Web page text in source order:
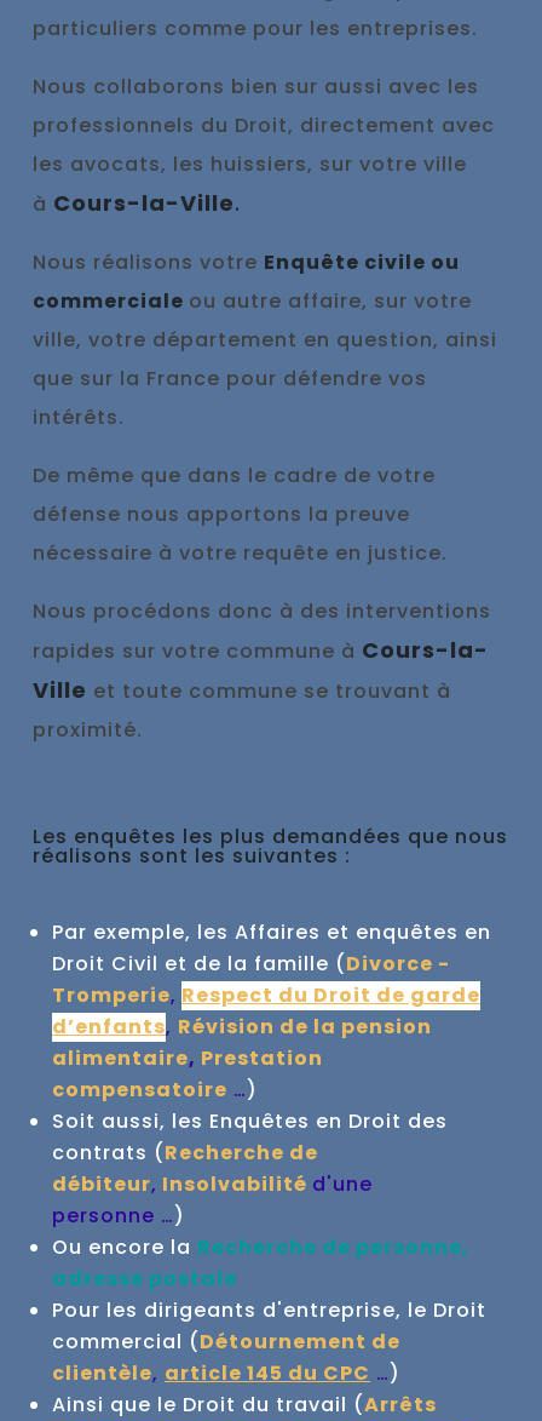
particuliers comme pour les entreprises.
Nous collaborons bien sur aussi avec les
professionnels du Droit, directement avec
les avocats, les huissiers, sur votre ville
à Cours-la-Ville.
Nous réalisons votre Enquête civile ou
commerciale ou autre affaire, sur votre
ville, votre département en question, ainsi
que sur la France pour défendre vos
intérêts.
De même que dans le cadre de votre
défense nous apportons la preuve
nécessaire à votre requête en justice.
Nous procédons donc à des interventions
rapides sur votre commune à Cours-la-
Ville et toute commune se trouvant à
proximité.
Les enquêtes les plus demandées que nous
réalisons sont les suivantes :
Par exemple, les Affaires et enquêtes en
Droit Civil et de la famille (Divorce -
Tromperie, Respect du Droit de garde
d’enfants, Révision de la pension
alimentaire, Prestation
compensatoire …)
Soit aussi, les Enquêtes en Droit des
contrats (Recherche de
débiteur, Insolvabilité d'une
personne …)
Ou encore la Recherche de personne,
adresse postale
Pour les dirigeants d'entreprise, le Droit
commercial (Détournement de
clientèle, article 145 du CPC …)
Ainsi que le Droit du travail (Arrêts